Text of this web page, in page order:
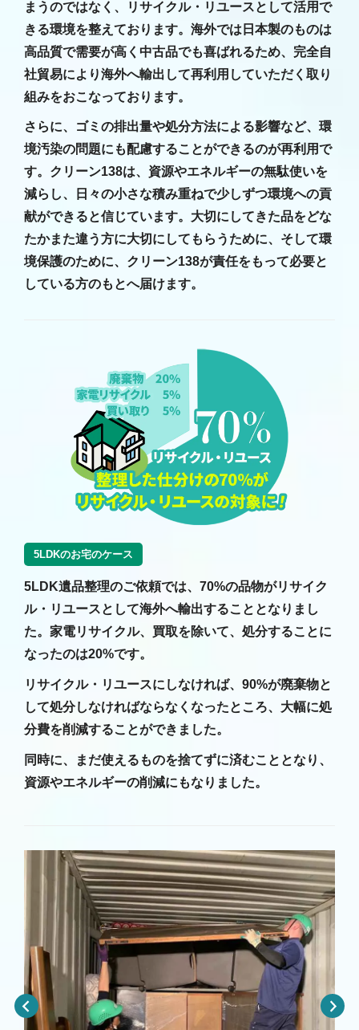
まうのではなく、リサイクル・リユースとして活用で
きる環境を整えております。海外では日本製のものは
高品質で需要が高く中古品でも喜ばれるため、完全自
社貿易により海外へ輸出して再利用していただく取り
組みをおこなっております。
さらに、ゴミの排出量や処分方法による影響など、環
境汚染の問題にも配慮することができるのが再利用で
す。クリーン138は、資源やエネルギーの無駄使いを
減らし、日々の小さな積み重ねで少しずつ環境への貢
献ができると信じています。大切にしてきた品をどな
たかまた違う方に大切にしてもらうために、そして環
境保護のために、クリーン138が責任をもって必要と
している方のもとへ届けます。
5LDKのお宅のケース
5LDK遺品整理のご依頼では、70%の品物がリサイク
ル・リユースとして海外へ輸出することとなりまし
た。家電リサイクル、買取を除いて、処分することに
なったのは20%です。
リサイクル・リユースにしなければ、90%が廃棄物と
して処分しなければならなくなったところ、大幅に処
分費を削減することができました。
同時に、まだ使えるものを捨てずに済むこととなり、
資源やエネルギーの削減にもなりました。